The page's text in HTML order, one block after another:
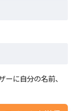
に自分の名前、